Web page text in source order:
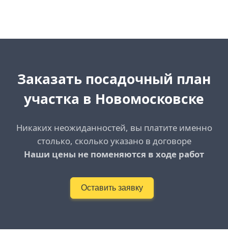
Заказать посадочный план
участка в Новомосковске
Никаких неожиданностей, вы платите именно
столько, сколько указано в договоре
Наши цены не поменяются в ходе работ
Оставить заявку